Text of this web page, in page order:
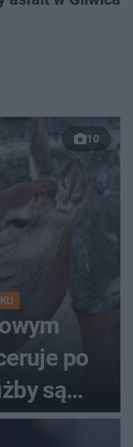
10
po
są